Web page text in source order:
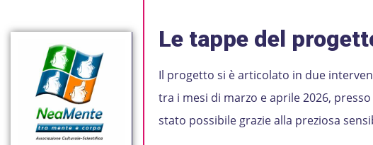
Le tappe del
Il progetto si è articolato in due
tra i mesi di marzo e aprile 2026,
stato possibile grazie alla preziosa